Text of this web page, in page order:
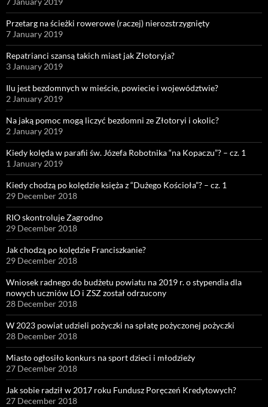
Przetarg na ścieżki rowerowe (raczej) nierozstrzygnięty
7 January 2019
Repatrianci szansą takich miast jak Złotoryja?
3 January 2019
Ilu jest bezdomnych w mieście, powiecie i województwie?
2 January 2019
Na jaką pomoc mogą liczyć bezdomni ze Złotoryi i okolic?
2 January 2019
Kiedy kolęda w parafii św. Józefa Robotnika “na Kopaczu”? – cz. 1
1 January 2019
Kiedy chodzą po kolędzie księża z “Dużego Kościoła”? – cz. 1
29 December 2018
RIO skontroluje Zagrodno
29 December 2018
Jak chodzą po kolędzie Franciszkanie?
29 December 2018
Wniosek radnego do budżetu powiatu na 2019 r. o stypendia dla
nowych uczniów LO i ZSZ został odrzucony
28 December 2018
W 2023 powiat udzieli pożyczki na spłatę pożyczonej pożyczki
28 December 2018
Miasto ogłosiło konkurs na sport dzieci i młodzieży
27 December 2018
Jak sobie radził w 2017 roku Fundusz Poręczeń Kredytowych?
27 December 2018